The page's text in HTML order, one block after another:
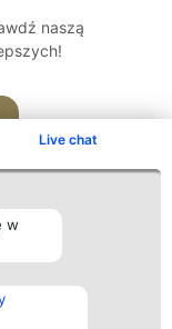
Live chat
w
naszą
Kontakt
Kontakt